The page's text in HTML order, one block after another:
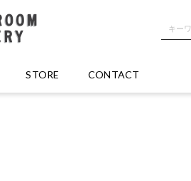
STORE CONTACT